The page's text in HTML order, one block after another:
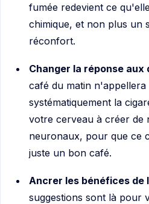
fumée redevient ce
chimique, et non plus un
réconfort.
Changer la réponse aux
café du matin n'appellera
systématiquement la
votre cerveau à créer de
neuronaux, pour que ce
juste un bon café.
Ancrer les bénéfices de
suggestions sont là pour